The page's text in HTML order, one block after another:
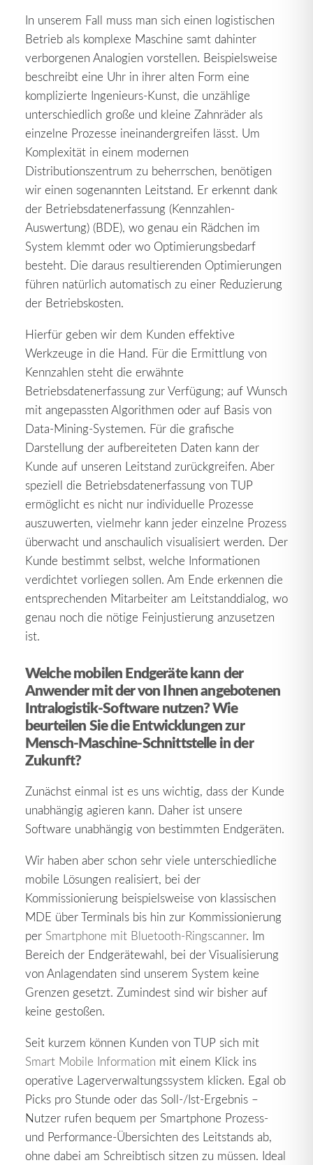
In unserem Fall muss man sich einen logistischen
Betrieb als komplexe Maschine samt dahinter
verborgenen Analogien vorstellen. Beispielsweise
beschreibt eine Uhr in ihrer alten Form eine
komplizierte Ingenieurs-Kunst, die unzählige
unterschiedlich große und kleine Zahnräder als
einzelne Prozesse ineinandergreifen lässt. Um
Komplexität in einem modernen
Distributionszentrum zu beherrschen, benötigen
wir einen sogenannten Leitstand. Er erkennt dank
der Betriebsdatenerfassung (Kennzahlen-
Auswertung) (BDE), wo genau ein Rädchen im
System klemmt oder wo Optimierungsbedarf
besteht. Die daraus resultierenden Optimierungen
führen natürlich automatisch zu einer Reduzierung
der Betriebskosten.
Hierfür geben wir dem Kunden effektive
Werkzeuge in die Hand. Für die Ermittlung von
Kennzahlen steht die erwähnte
Betriebsdatenerfassung zur Verfügung; auf Wunsch
mit angepassten Algorithmen oder auf Basis von
Data-Mining-Systemen. Für die grafische
Darstellung der aufbereiteten Daten kann der
Kunde auf unseren Leitstand zurückgreifen. Aber
speziell die Betriebsdatenerfassung von TUP
ermöglicht es nicht nur individuelle Prozesse
auszuwerten, vielmehr kann jeder einzelne Prozess
überwacht und anschaulich visualisiert werden. Der
Kunde bestimmt selbst, welche Informationen
verdichtet vorliegen sollen. Am Ende erkennen die
entsprechenden Mitarbeiter am Leitstanddialog, wo
genau noch die nötige Feinjustierung anzusetzen
ist.
Welche mobilen Endgeräte kann der
Anwender mit der von Ihnen angebotenen
Intralogistik-Software nutzen? Wie
beurteilen Sie die Entwicklungen zur
Mensch-Maschine-Schnittstelle in der
Zukunft?
Zunächst einmal ist es uns wichtig, dass der Kunde
unabhängig agieren kann. Daher ist unsere
Software unabhängig von bestimmten Endgeräten.
Wir haben aber schon sehr viele unterschiedliche
mobile Lösungen realisiert, bei der
Kommissionierung beispielsweise von klassischen
MDE über Terminals bis hin zur Kommissionierung
per Smartphone mit Bluetooth-Ringscanner. Im
Bereich der Endgerätewahl, bei der Visualisierung
von Anlagendaten sind unserem System keine
Grenzen gesetzt. Zumindest sind wir bisher auf
keine gestoßen.
Seit kurzem können Kunden von TUP sich mit
Smart Mobile Information mit einem Klick ins
operative Lagerverwaltungssystem klicken. Egal ob
Picks pro Stunde oder das Soll-/Ist-Ergebnis –
Nutzer rufen bequem per Smartphone Prozess-
und Performance-Übersichten des Leitstands ab,
ohne dabei am Schreibtisch sitzen zu müssen. Ideal